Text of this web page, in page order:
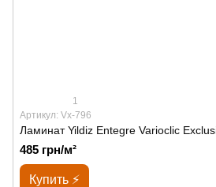
1
Артикул: Vx-796
Ламинат Yildiz Entegre Varioclic
485 грн/м²
Купить ⚡